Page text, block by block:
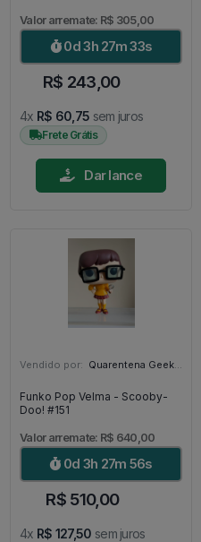
Valor arremate: R$ 305,00
0d 3h 27m 31s
R$ 243,00
4x R$ 60,75 sem juros
Frete Grátis
Dar lance
Vendido por: Quarentena Geek Store - SP
Funko Pop Velma - Scooby-
Doo! #151
Valor arremate: R$ 640,00
0d 3h 27m 54s
R$ 510,00
4x R$ 127,50 sem juros